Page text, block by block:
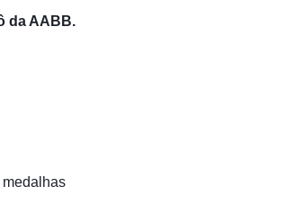
da AABB.